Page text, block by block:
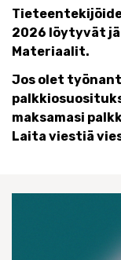
2026 löytyvät
Materiaalit.
Jos olet
maksamasi
Laita viestiä